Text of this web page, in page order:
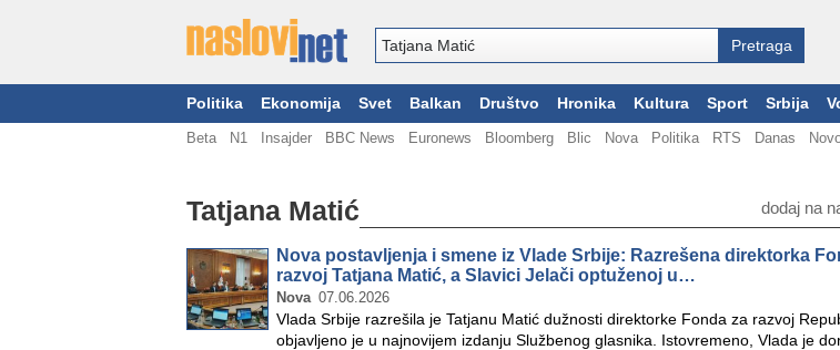
Politika Ekonomija Svet Balkan Društvo Hronika Kultura Sport Srbija
Beta N1 Insajder BBC News Euronews Bloomberg Blic Nova Politika RTS Danas
Tatjana Matić dodaj na
Nova postavljenja i smene iz Vlade Srbije: Razrešena direktorka
razvoj Tatjana Matić, a Slavici Jelači optuženoj u…
Nova 07.06.2026
Vlada Srbije razrešila je Tatjanu Matić dužnosti direktorke Fonda za razvoj
objavljeno je u najnovijem izdanju Službenog glasnika. Istovremeno, Vlada je